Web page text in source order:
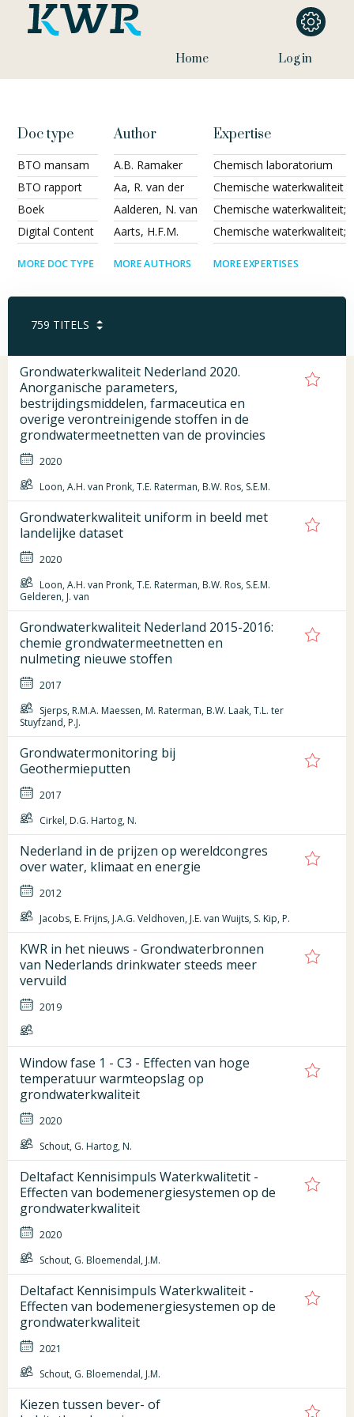
Home Log in
Doc type
BTO mansam
BTO rapport
Boek
Digital Content
MORE DOC TYPE
Author
A.B. Ramaker
Aa, R. van der
Aalderen, N. van
Aarts, H.F.M.
MORE AUTHORS
Expertise
Chemisch laboratorium
Chemische waterkwaliteit
Chemische waterkwaliteit;
Chemische waterkwaliteit;
MORE EXPERTISES
759 TITELS
Grondwaterkwaliteit Nederland 2020.
Anorganische parameters,
bestrijdingsmiddelen, farmaceutica en
overige verontreinigende stoffen in de
grondwatermeetnetten van de provincies
2020
Loon, A.H. van Pronk, T.E. Raterman, B.W. Ros, S.E.M.
Grondwaterkwaliteit uniform in beeld met
landelijke dataset
2020
Loon, A.H. van Pronk, T.E. Raterman, B.W. Ros, S.E.M.
Gelderen, J. van
Grondwaterkwaliteit Nederland 2015-2016:
chemie grondwatermeetnetten en
nulmeting nieuwe stoffen
2017
Sjerps, R.M.A. Maessen, M. Raterman, B.W. Laak, T.L. ter
Stuyfzand, P.J.
Grondwatermonitoring bij
Geothermieputten
2017
Cirkel, D.G. Hartog, N.
Nederland in de prijzen op wereldcongres
over water, klimaat en energie
2012
Jacobs, E. Frijns, J.A.G. Veldhoven, J.E. van Wuijts, S. Kip, P.
KWR in het nieuws - Grondwaterbronnen
van Nederlands drinkwater steeds meer
vervuild
2019
Window fase 1 - C3 - Effecten van hoge
temperatuur warmteopslag op
grondwaterkwaliteit
2020
Schout, G. Hartog, N.
Deltafact Kennisimpuls Waterkwalitetit -
Effecten van bodemenergiesystemen op de
grondwaterkwaliteit
2020
Schout, G. Bloemendal, J.M.
Deltafact Kennisimpuls Waterkwaliteit -
Effecten van bodemenergiesystemen op de
grondwaterkwaliteit
2021
Schout, G. Bloemendal, J.M.
Kiezen tussen bever- of